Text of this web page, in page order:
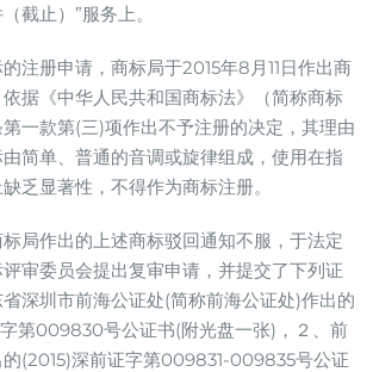
截止）”服务上。
注册申请，商标局于2015年8月11日作出商
据《中华人民共和国商标法》（简称商标
一款第(三)项作出不予注册的决定，其理由
简单、普通的音调或旋律组成，使用在指
乏显著性，不得作为商标注册。
局作出的上述商标驳回通知不服，于法定
审委员会提出复审申请，并提交了下列证
深圳市前海公证处(简称前海公证处)作出的
第009830号公证书(附光盘一张)，２、前
(2015)深前证字第009831-009835号公证